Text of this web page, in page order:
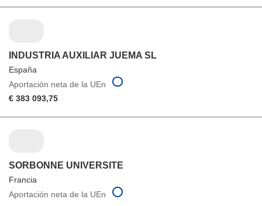
INDUSTRIA AUXILIAR JUEMA SL
España
Aportación neta de la UEn
€ 383 093,75
SORBONNE UNIVERSITE
Francia
Aportación neta de la UEn